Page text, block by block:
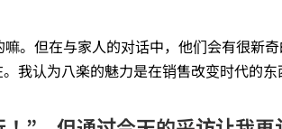
。但在与家人的对话中，他们会有很新
我认为八楽的魅力是在销售改变时代的东